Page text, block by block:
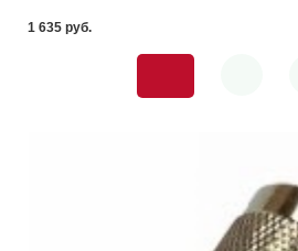
1 635 pуб.